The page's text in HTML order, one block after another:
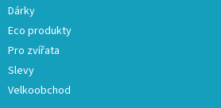
Dárky
Eco produkty
Pro zvířata
Slevy
Velkoobchod